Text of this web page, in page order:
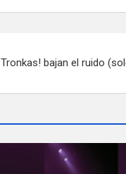
Tronkas! bajan el ruido